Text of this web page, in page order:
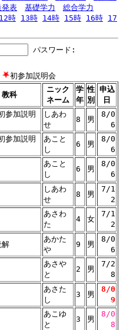
発表 基礎学力
総合学力
12時 13時 14時 15時 16時 17
パスワード:
初参加説明会
教科
ニック
ネーム
学
年
性
別
申込
日
参加説明
しあわ
せ
8 男
8/0
6
参加説明
あこと
し
6 男
8/0
6
あこと
し
6 男
8/0
6
しあわ
せ
8 男
7/1
2
あさわ
た
4 女
7/1
2
解
あかた
や
9 男
8/0
6
あさや
と
2 男
7/2
8
あさた
し
3 男
8/0
9
あこゆ
と
3 男
8/0
8